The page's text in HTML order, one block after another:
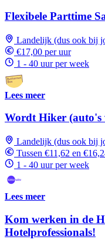
Flexibele Parttime
Landelijk (dus ook bij
€17,00 per uur
1 - 40 uur per week
Lees meer
Wordt Hiker (auto's
Landelijk (dus ook bij
Tussen €11,62 en
1 - 40 uur per week
Lees meer
Kom werken in de
Hotelprofessionals!